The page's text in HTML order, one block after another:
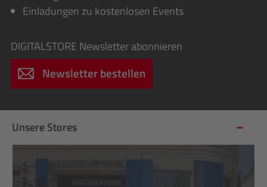
Einladungen zu kostenlosen Events
DIGITALSTORE Newsletter abonnieren
Newsletter bestellen
Unsere Stores